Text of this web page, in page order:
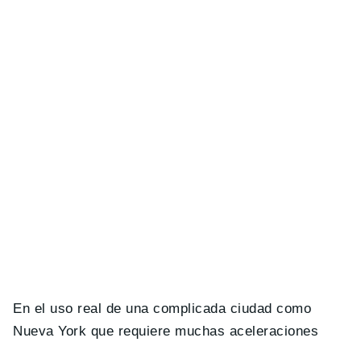
En el uso real de una complicada ciudad como
Nueva York que requiere muchas aceleraciones